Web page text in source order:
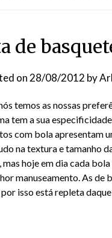
de
on 28/08/2012 by
temos as nossas
tem a sua
com bola apresentam
na textura e tamanho
hoje em dia cada
manuseamento. As de
isso está repleta